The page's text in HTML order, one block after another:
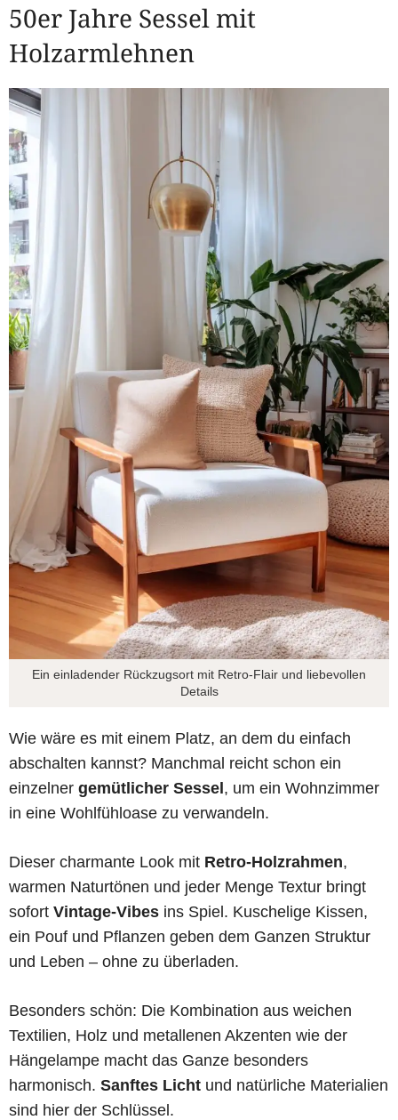
50er Jahre Sessel mit
Holzarmlehnen
Ein einladender Rückzugsort mit Retro-Flair und liebevollen
Details
Wie wäre es mit einem Platz, an dem du einfach
abschalten kannst? Manchmal reicht schon ein
einzelner gemütlicher Sessel , um ein Wohnzimmer
in eine Wohlfühloase zu verwandeln.
Dieser charmante Look mit Retro-Holzrahmen,
warmen Naturtönen und jeder Menge Textur bringt
sofort Vintage-Vibes ins Spiel. Kuschelige Kissen,
ein Pouf und Pflanzen geben dem Ganzen Struktur
und Leben – ohne zu überladen.
Besonders schön: Die Kombination aus weichen
Textilien, Holz und metallenen Akzenten wie der
Hängelampe macht das Ganze besonders
harmonisch. Sanftes Licht und natürliche Materialien
sind hier der Schlüssel.